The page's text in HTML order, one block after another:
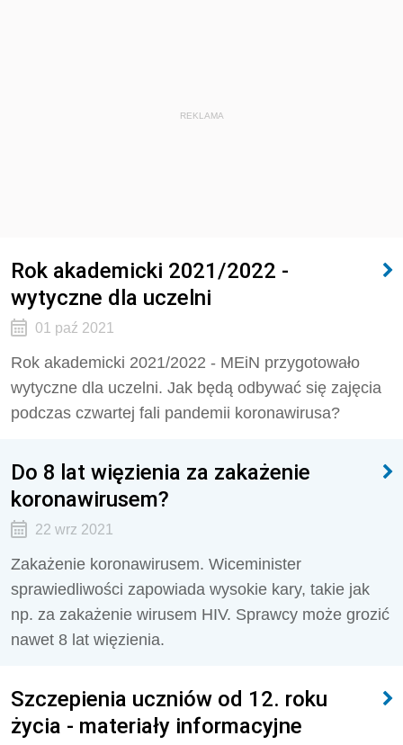
REKLAMA
Rok akademicki 2021/2022 -
wytyczne dla uczelni
01 paź 2021
Rok akademicki 2021/2022 - MEiN przygotowało
wytyczne dla uczelni. Jak będą odbywać się zajęcia
podczas czwartej fali pandemii koronawirusa?
Do 8 lat więzienia za zakażenie
koronawirusem?
22 wrz 2021
Zakażenie koronawirusem. Wiceminister
sprawiedliwości zapowiada wysokie kary, takie jak
np. za zakażenie wirusem HIV. Sprawcy może grozić
nawet 8 lat więzienia.
Szczepienia uczniów od 12. roku
życia - materiały informacyjne